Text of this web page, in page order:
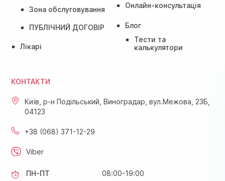
Зона обслуговування
ПУБЛІЧНИЙ ДОГОВІР
Лікарі
Онлайн-консультація
Блог
Тести та
калькулятори
КОНТАКТИ
Київ, р-н Подільський, Виноградар, вул.Межова, 23Б,
04123
+38 (068) 371-12-29
Viber
ПН-ПТ
08:00-19:00